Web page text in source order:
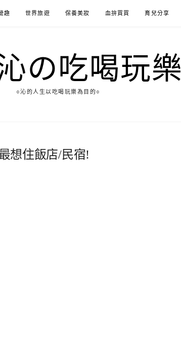
趣 世界旅遊 保養美妝 血拚買買 育兒分享
の吃喝玩樂
○沁的人生以吃喝玩樂為目的○
想住飯店/民宿!